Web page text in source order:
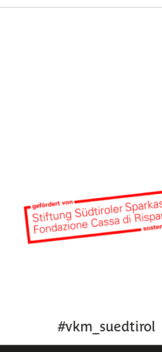
#vkm_suedtirol